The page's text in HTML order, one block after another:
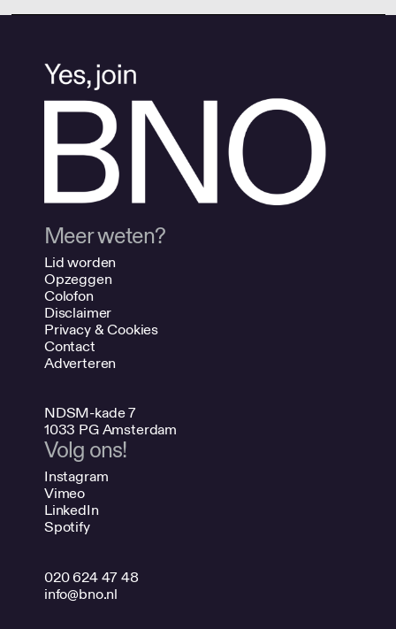
Meer weten?
Lid worden
Opzeggen
Colofon
Disclaimer
Privacy & Cookies
Contact
Adverteren
NDSM-kade 7
1033 PG Amsterdam
Volg ons!
Instagram
Vimeo
LinkedIn
Spotify
020 624 47 48
info@bno.nl